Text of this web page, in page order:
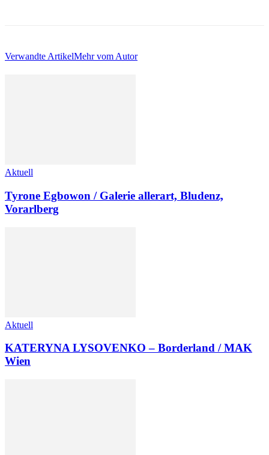
Verwandte ArtikelMehr vom Autor
Aktuell
Tyrone Egbowon / Galerie allerart, Bludenz,
Vorarlberg
Aktuell
KATERYNA LYSOVENKO – Borderland / MAK
Wien